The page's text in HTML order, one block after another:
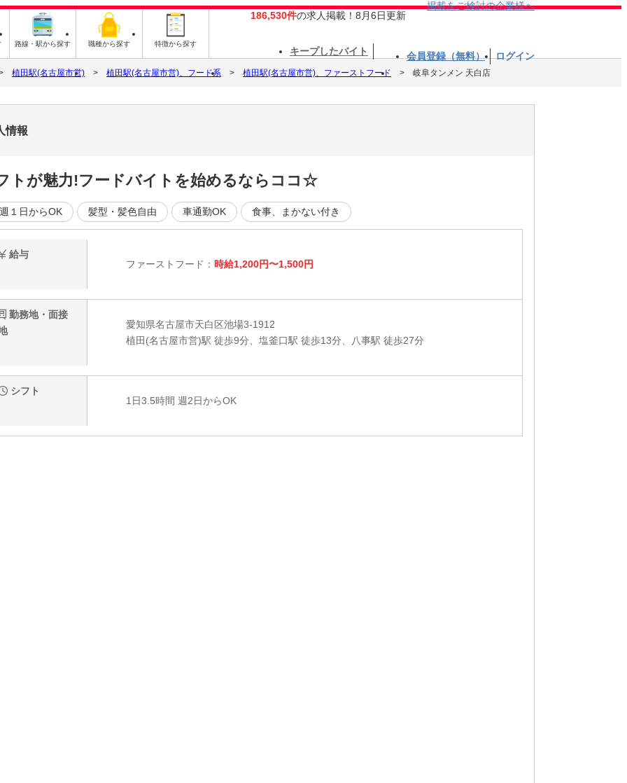
路線・駅から探す 職種から探す 特徴から探す
186,530件の求人掲載！8月6日更新
掲載をご検討の企業様へ
キープしたバイト 会員登録（無料） ログイン
植田駅(名古屋市営) 植田駅(名古屋市営)、フード系 植田駅(名古屋市営)、ファーストフード 岐阜タンメン 天白店
情報
トが魅力!フードバイトを始めるならココ☆
週１日からOK 髪型・髪色自由 車通勤OK 食事、まかない付き
給与
ファーストフード： 時給1,200円〜1,500円
勤務地・面接
愛知県名古屋市天白区池場3-1912
植田(名古屋市営)駅 徒歩9分、塩釜口駅 徒歩13分、八事駅 徒歩27分
シフト
1日3.5時間 週2日からOK